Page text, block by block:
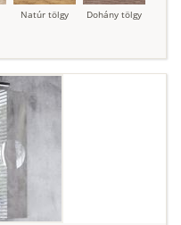
Natúr tölgy Dohány tölgy
Szupermatt
fehér
Füstös zöld